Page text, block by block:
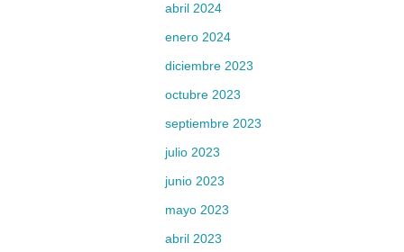
abril 2024
enero 2024
diciembre 2023
octubre 2023
septiembre 2023
julio 2023
junio 2023
mayo 2023
abril 2023